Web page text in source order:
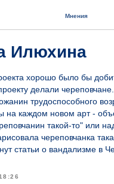
Мнения
Илюхина
хорошо было бы
делали
трудоспособного
на каждом новом арт -
такой-то" или
череповчанка
статьи о вандализме в